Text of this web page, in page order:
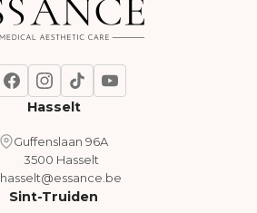
Hasselt
Guffenslaan 96A
3500 Hasselt
hasselt@essance.be
Sint-Truiden